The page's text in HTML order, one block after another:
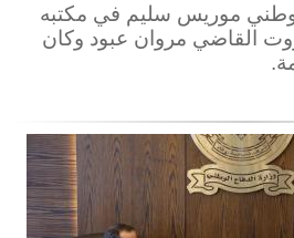
موريس سليم في مكتبه
القاضي مروان عبود وكان
.